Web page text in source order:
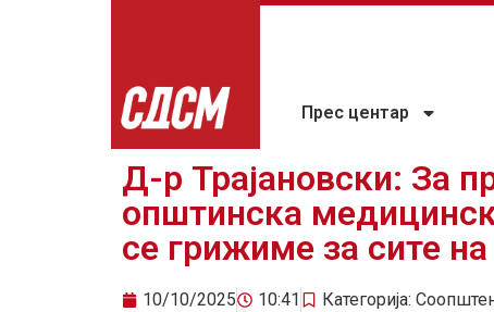
Прес центар
Д-р Трајановски: За
општинска
се грижиме за сите
10/10/2025 10:41 Категорија: